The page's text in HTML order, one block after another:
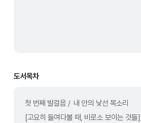
도서목차
첫 번째 발걸음 /  내 안의 낯선 목소리
[고요히 들여다볼 때, 비로소 보이는 것들]